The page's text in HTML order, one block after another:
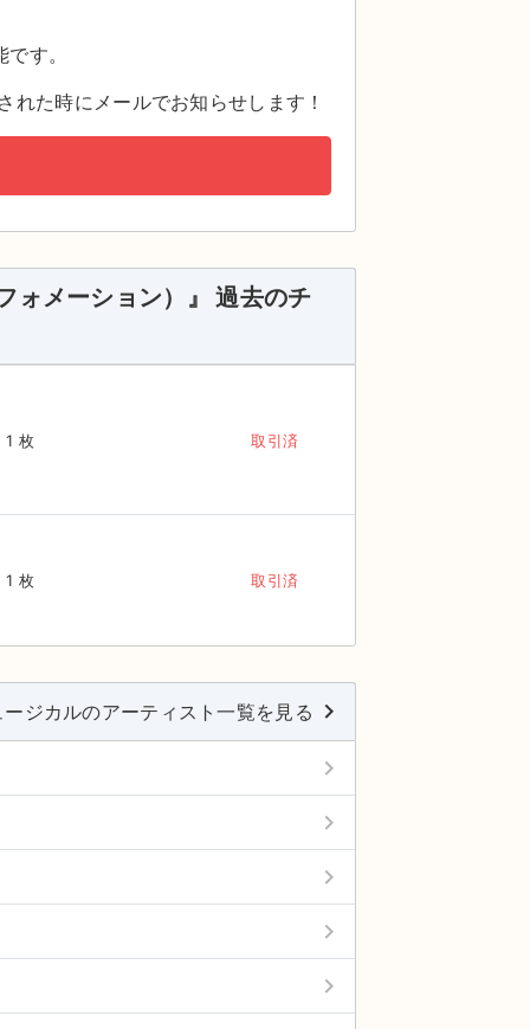
す。
た時にメールでお知らせします！
メーション）』 過去のチ
1 枚 取引済
1 枚 取引済
ジカルのアーティスト一覧を見る keyboard_arrow_right
keyboard_arrow_right
keyboard_arrow_right
keyboard_arrow_right
keyboard_arrow_right
keyboard_arrow_right